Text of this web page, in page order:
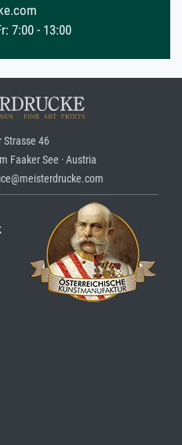
7:00 - 13:00
Strasse 46
Faaker See · Austria